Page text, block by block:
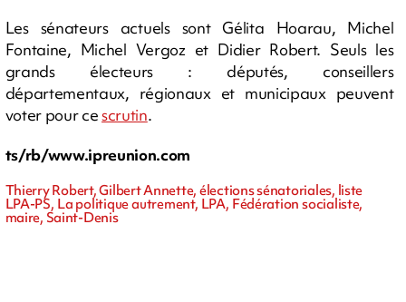
Les sénateurs actuels sont Gélita Hoarau, Michel
Fontaine, Michel Vergoz et Didier Robert. Seuls les
grands électeurs : députés, conseillers
départementaux, régionaux et municipaux peuvent
voter pour cescrutin.
ts/rb/www.ipreunion.com
Thierry Robert, Gilbert Annette, élections sénatoriales, liste
LPA-PS, La politique autrement, LPA, Fédération socialiste,
maire, Saint-Denis